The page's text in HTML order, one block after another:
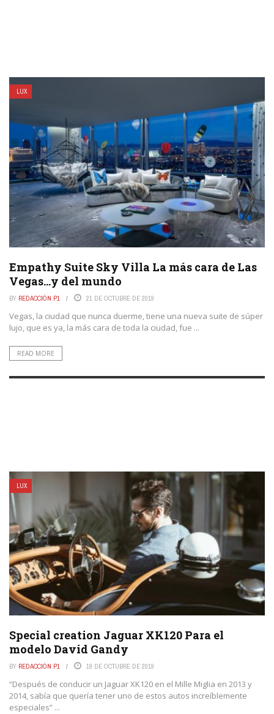
LUX
Empathy Suite Sky Villa La más cara de Las
Vegas…y del mundo
BY REDACCIÓN P1 21 DE OCTUBRE DE 2019
Vegas, la ciudad que nunca duerme, tiene una nueva suite de súper
lujo, que es ya, la más cara de toda la ciudad, fue ...
READ MORE
LUX
Special creation Jaguar XK120 Para el
modelo David Gandy
BY REDACCIÓN P1 19 DE OCTUBRE DE 2019
“Después de conducir un Jaguar XK120 en el Mille Miglia en 2013 y
2014, sabía que quería tener uno de estos autos increíblemente
especiales” ...